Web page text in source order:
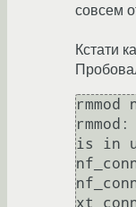
совсем
Кстати
rmmod
is in